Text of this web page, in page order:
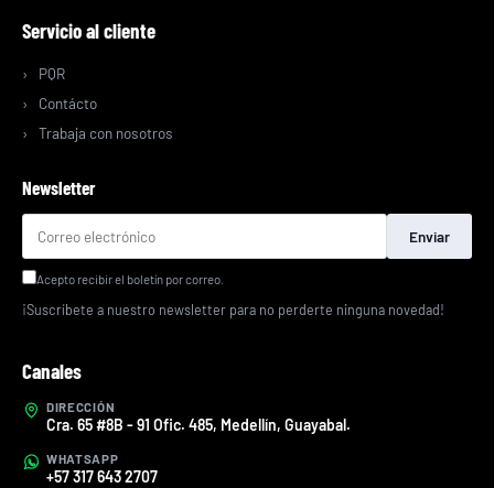
Servicio al cliente
PQR
Contácto
Trabaja con nosotros
Newsletter
Enviar
Acepto recibir el boletín por correo.
¡Suscríbete a nuestro newsletter para no perderte ninguna novedad!
Canales
DIRECCIÓN
Cra. 65 #8B - 91 Ofic. 485, Medellín, Guayabal.
WHATSAPP
+57 317 643 2707